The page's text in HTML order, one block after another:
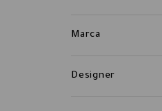
Marca
Designer